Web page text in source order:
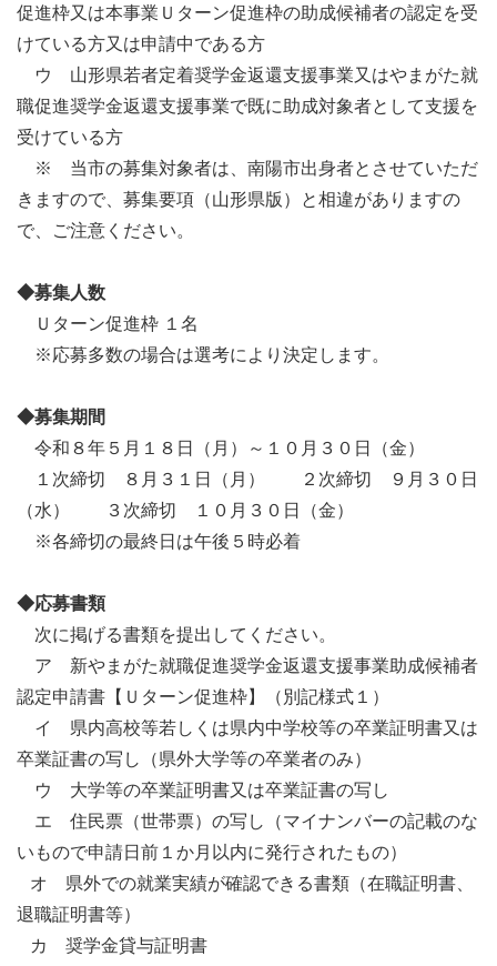
促進枠又は本事業Ｕターン促進枠の助成候補者の認定を受
けている方又は申請中である方
ウ 山形県若者定着奨学金返還支援事業又はやまがた就
職促進奨学金返還支援事業で既に助成対象者として支援を
受けている方
※ 当市の募集対象者は、南陽市出身者とさせていただ
きますので、募集要項（山形県版）と相違がありますの
で、ご注意ください。
◆募集人数
Ｕターン促進枠 １名
※応募多数の場合は選考により決定します。
◆募集期間
令和８年５月１８日（月）～１０月３０日（金）
１次締切 ８月３１日（月） ２次締切 ９月３０日
（水） ３次締切 １０月３０日（金）
※各締切の最終日は午後５時必着
◆応募書類
次に掲げる書類を提出してください。
ア 新やまがた就職促進奨学金返還支援事業助成候補者
認定申請書【Ｕターン促進枠】（別記様式１）
イ 県内高校等若しくは県内中学校等の卒業証明書又は
卒業証書の写し（県外大学等の卒業者のみ）
ウ 大学等の卒業証明書又は卒業証書の写し
エ 住民票（世帯票）の写し（マイナンバーの記載のな
いもので申請日前１か月以内に発行されたもの）
オ 県外での就業実績が確認できる書類（在職証明書、
退職証明書等）
カ 奨学金貸与証明書